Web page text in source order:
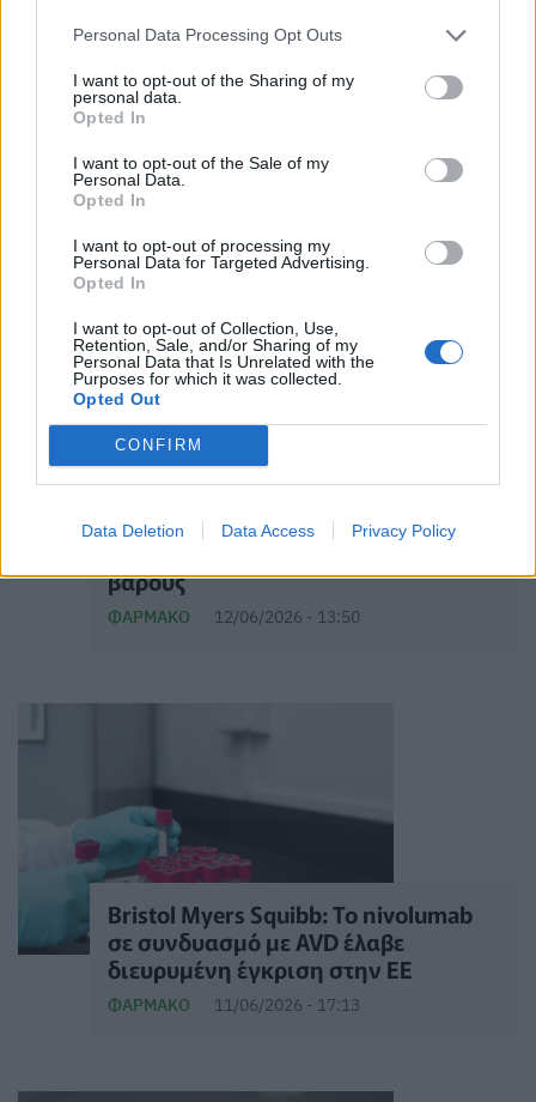
Personal Data Processing Opt Outs
I want to opt-out of the Sharing of my
personal data.
Opted In
I want to opt-out of the Sale of my
Personal Data.
Opted In
I want to opt-out of processing my
Personal Data for Targeted Advertising.
Opted In
I want to opt-out of Collection, Use,
Retention, Sale, and/or Sharing of my
Personal Data that Is Unrelated with the
Purposes for which it was collected.
Opted Out
CONFIRM
Data Deletion Data Access Privacy Policy
της Pfizer για την αιμορροφιλία σε
παιδιά κάτω των 12 ετών
Εγκρίθηκε στη Μ. Βρετανία το χάπι
βάρους
ΦΆΡΜΑΚΟ 12/06/2026 - 13:50
Bristol Myers Squibb: Το nivolumab
σε συνδυασμό με AVD έλαβε
διευρυμένη έγκριση στην ΕΕ
ΦΆΡΜΑΚΟ 11/06/2026 - 17:13